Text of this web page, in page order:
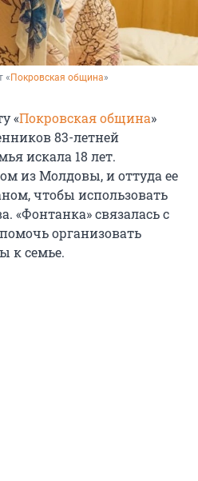
« Покровская община»
«Покровская община»
83-летней
искала 18 лет.
из Молдовы, и оттуда ее
чтобы использовать
«Фонтанка» связалась с
организовать
к семье.